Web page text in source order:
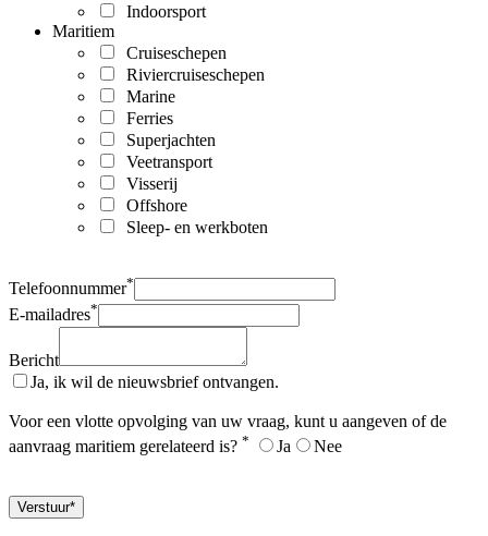
Indoorsport
Maritiem
Cruiseschepen
Riviercruiseschepen
Marine
Ferries
Superjachten
Veetransport
Visserij
Offshore
Sleep- en werkboten
Telefoonnummer*
E-mailadres*
Bericht
Ja, ik wil de nieuwsbrief ontvangen.
Voor een vlotte opvolging van uw vraag, kunt u aangeven of de
aanvraag maritiem gerelateerd is? * Ja Nee